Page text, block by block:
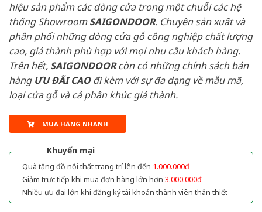
hiệu sản phẩm các dòng cửa trong một chuỗi các hệ
thống ShowroomSAIGONDOOR. Chuyên sản xuất và
phân phối những dòng cửa gỗ công nghiệp chất lượng
cao, giá thành phù hợp với mọi nhu cầu khách hàng.
Trên hết, SAIGONDOORcòn có những chính sách bán
hàng ƯU ĐÃI CAOđi kèm với sự đa dạng về mẫu mã,
loại cửa gỗ và cả phân khúc giá thành.
MUA HÀNG NHANH
Khuyến mại
Quà tặng đồ nội thất trang trí lên đến 1.000.000đ
Giảm trực tiếp khi mua đơn hàng lớn hơn 3.000.000đ
Nhiều ưu đãi lớn khi đăng ký tài khoản thành viên thân thiết